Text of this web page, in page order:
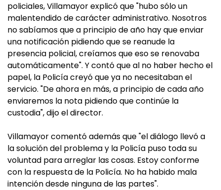
policiales, Villamayor explicó que "hubo sólo un
malentendido de carácter administrativo. Nosotros
no sabíamos que a principio de año hay que enviar
una notificación pidiendo que se reanude la
presencia policial, creíamos que eso se renovaba
automáticamente". Y contó que al no haber hecho el
papel, la Policía creyó que ya no necesitaban el
servicio. "De ahora en más, a principio de cada año
enviaremos la nota pidiendo que continúe la
custodia", dijo el director.
Villamayor comentó además que "el diálogo llevó a
la solución del problema y la Policía puso toda su
voluntad para arreglar las cosas. Estoy conforme
con la respuesta de la Policía. No ha habido mala
intención desde ninguna de las partes".